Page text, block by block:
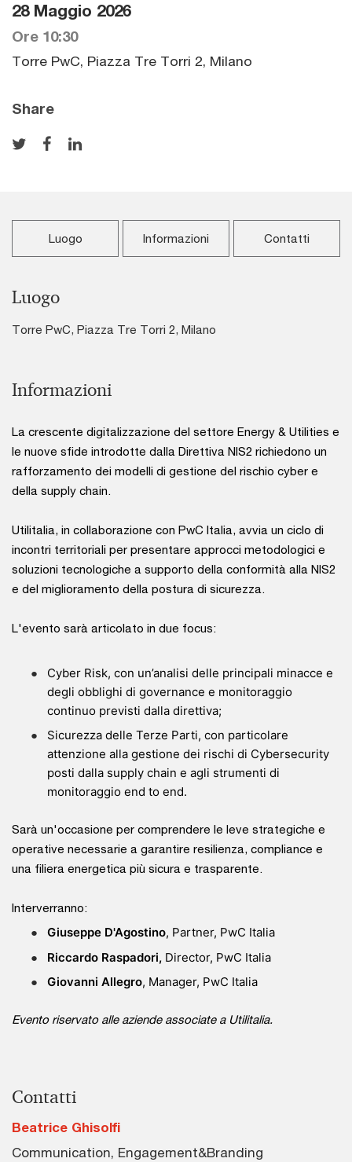
28 Maggio 2026
Ore 10:30
Torre PwC, Piazza Tre Torri 2, Milano
Share
Luogo Informazioni Contatti
Luogo
Torre PwC, Piazza Tre Torri 2, Milano
Informazioni
La crescente digitalizzazione del settore Energy & Utilities e
le nuove sfide introdotte dalla Direttiva NIS2 richiedono un
rafforzamento dei modelli di gestione del rischio cyber e
della supply chain.
Utilitalia, in collaborazione con PwC Italia, avvia un ciclo di
incontri territoriali per presentare approcci metodologici e
soluzioni tecnologiche a supporto della conformità alla NIS2
e del miglioramento della postura di sicurezza.
L'evento sarà articolato in due focus:
Cyber Risk, con un’analisi delle principali minacce e
degli obblighi di governance e monitoraggio
continuo previsti dalla direttiva;
Sicurezza delle Terze Parti, con particolare
attenzione alla gestione dei rischi di Cybersecurity
posti dalla supply chain e agli strumenti di
monitoraggio end to end.
Sarà un'occasione per comprendere le leve strategiche e
operative necessarie a garantire resilienza, compliance e
una filiera energetica più sicura e trasparente.
Interverranno:
Giuseppe D'Agostino, Partner, PwC Italia
Riccardo Raspadori, Director, PwC Italia
Giovanni Allegro, Manager, PwC Italia
Evento riservato alle aziende associate a Utilitalia.
Contatti
Beatrice Ghisolfi
Communication, Engagement&Branding